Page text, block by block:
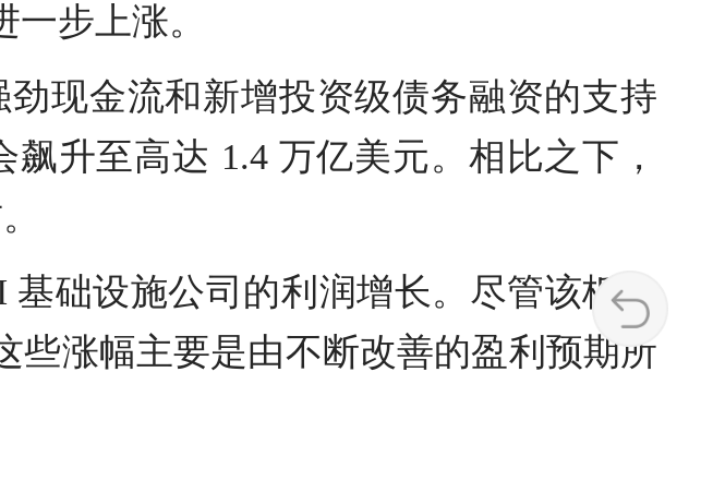
步上涨。
现金流和新增投资级债务融资的支持
升至高达 1.4 万亿美元。相比之下，
础设施公司的利润增长。尽管该板块
些涨幅主要是由不断改善的盈利预期所